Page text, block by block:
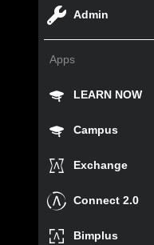
Admin
Apps
LEARN NOW
Campus
Exchange
Connect 2.0
Bimplus